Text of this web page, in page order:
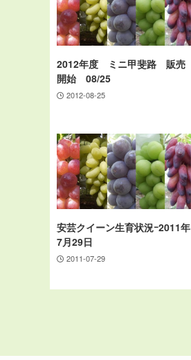
2012年度 ミニ甲斐路 販売
開始 08/25
2012-08-25
安芸クイーン生育状況ｰ2011年
7月29日
2011-07-29